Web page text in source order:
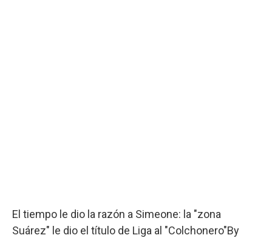
El tiempo le dio la razón a Simeone: la "zona
Suárez" le dio el título de Liga al "Colchonero"By